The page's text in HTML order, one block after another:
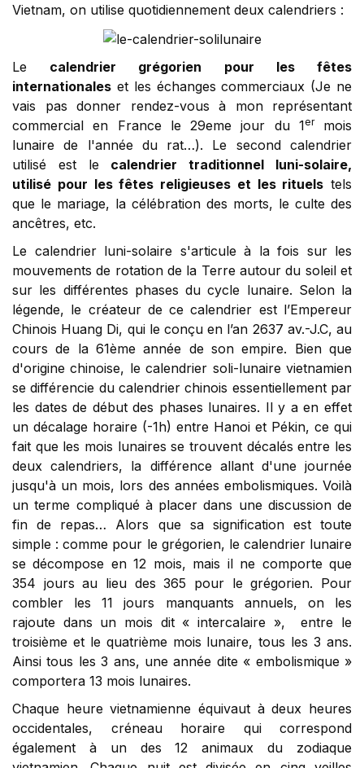
Vietnam, on utilise quotidiennement deux calendriers :
Le calendrier grégorien pour les fêtes
internationales et les échanges commerciaux (Je ne
vais pas donner rendez-vous à mon représentant
commercial en France le 29eme jour du 1ermois
lunaire de l'année du rat…). Le second calendrier
utilisé est le calendrier traditionnel luni-solaire,
utilisé pour les fêtes religieuses et les rituels tels
que le mariage, la célébration des morts, le culte des
ancêtres, etc.
Le calendrier luni-solaire s'articule à la fois sur les
mouvements de rotation de la Terre autour du soleil et
sur les différentes phases du cycle lunaire. Selon la
légende, le créateur de ce calendrier est l’Empereur
Chinois Huang Di, qui le conçu en l’an 2637 av.-J.C, au
cours de la 61ème année de son empire. Bien que
d'origine chinoise, le calendrier soli-lunaire vietnamien
se différencie du calendrier chinois essentiellement par
les dates de début des phases lunaires. Il y a en effet
un décalage horaire (-1h) entre Hanoi et Pékin, ce qui
fait que les mois lunaires se trouvent décalés entre les
deux calendriers, la différence allant d'une journée
jusqu'à un mois, lors des années embolismiques. Voilà
un terme compliqué à placer dans une discussion de
fin de repas… Alors que sa signification est toute
simple : comme pour le grégorien, le calendrier lunaire
se décompose en 12 mois, mais il ne comporte que
354 jours au lieu des 365 pour le grégorien. Pour
combler les 11 jours manquants annuels, on les
rajoute dans un mois dit « intercalaire », entre le
troisième et le quatrième mois lunaire, tous les 3 ans.
Ainsi tous les 3 ans, une année dite « embolismique »
comportera 13 mois lunaires.
Chaque heure vietnamienne équivaut à deux heures
occidentales, créneau horaire qui correspond
également à un des 12 animaux du zodiaque